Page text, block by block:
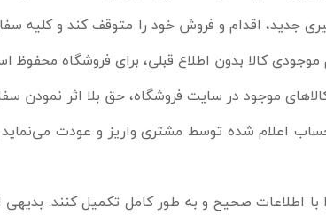
جدید، اقدام و فروش خود را متوقف کند و
کالا بدون اطلاع قبلی، برای فروشگاه محفوظ
موجود در سایت فروشگاه، حق بلا اثر
را طی 24 الی 48 ساعت کاری به حساب اعلام شده توسط مشتری
با اطلاعات صحیح و به طور کامل تکمیل کنند.